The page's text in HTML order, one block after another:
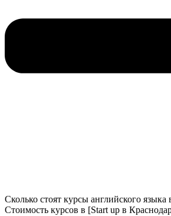
Сколько стоят курсы английского языка
Стоимость курсов в [Start up в